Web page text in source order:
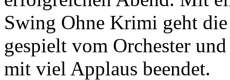
Swing Ohne Krimi geht
gespielt vom Orchester
mit viel Applaus beendet.